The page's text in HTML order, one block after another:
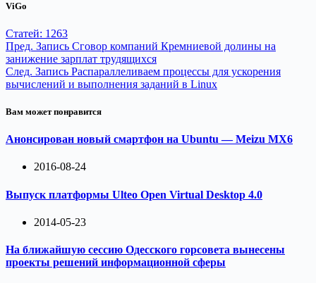
ViGo
Статей: 1263
Пред. Запись Сговор компаний Кремниевой долины на
занижение зарплат трудящихся
След. Запись Распараллеливаем процессы для ускорения
вычислений и выполнения заданий в Linux
Вам может понравится
Анонсирован новый смартфон на Ubuntu — Meizu MX6
2016-08-24
Выпуск платформы Ulteo Open Virtual Desktop 4.0
2014-05-23
На ближайшую сессию Одесского горсовета вынесены
проекты решений информационной сферы